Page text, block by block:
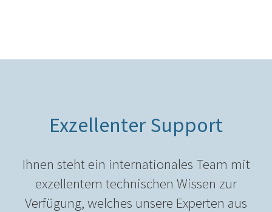
Exzellenter Support
Ihnen steht ein internationales Team mit
exzellentem technischen Wissen zur
Verfügung, welches unsere Experten aus